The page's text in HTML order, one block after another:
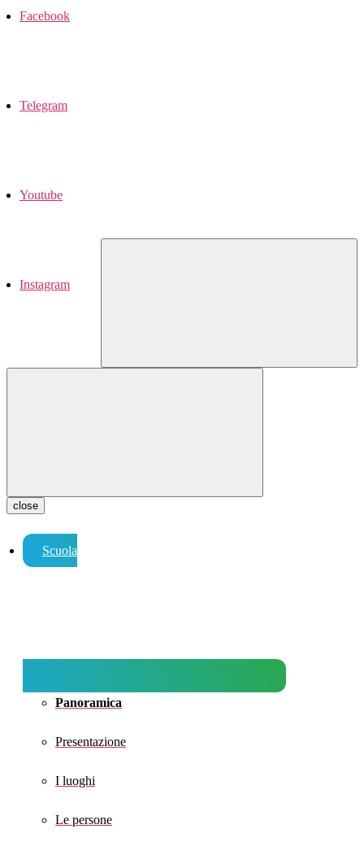
Facebook
Telegram
Youtube
Instagram
close
Scuola
Panoramica
Presentazione
I luoghi
Le persone